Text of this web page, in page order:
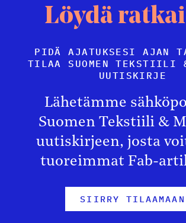
Löydä
PIDÄ AJATUKSESI AJAN
TILAA SUOMEN TEKSTIILI
UUTISKIRJE
Lähetämme
Suomen Tekstiili &
uutiskirjeen, josta
tuoreimmat Fab-
SIIRRY TILAAMAAN